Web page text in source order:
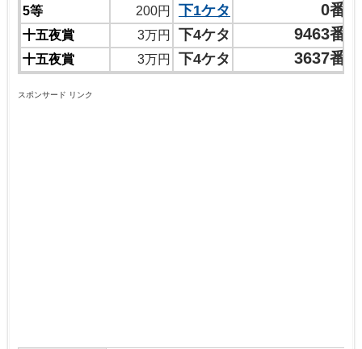
5等 200円 下1ケタ 0番
十五夜賞 3万円 下4ケタ 9463番
十五夜賞 3万円 下4ケタ 3637番
スポンサード リンク